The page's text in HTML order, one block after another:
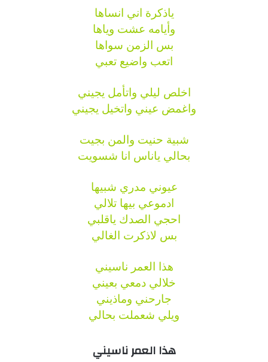
ياذكرة اني انساها
وأيامه عشت وياها
بس الزمن سواها
اتعب واضيع تعبي
اخلص ليلي واتأمل يجيني
واغمض عيني واتخيل يجيني
شبية حنيت والمن بجيت
بحالي ياناس انا شسويت
عيوني مدري شبيها
ادموعي بيها تلالي
احجي الصدك ياقلبي
بس لاذكرت الغالي
هذا العمر ناسيني
خلالي دمعي بعيني
جارحني وماذيني
ويلي شعملت بحالي
هذا العمر ناسيني